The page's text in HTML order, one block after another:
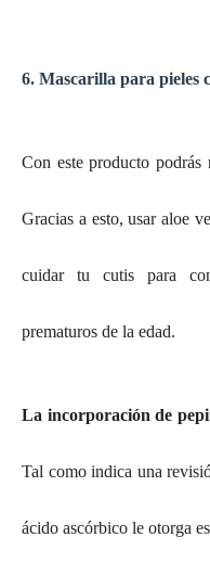
6. Mascarilla para pieles
Con este producto podrás
Gracias a esto, usar aloe
cuidar tu cutis para
prematuros de la edad.
La incorporación de
Tal como indica una
ácido ascórbico le otorga